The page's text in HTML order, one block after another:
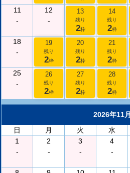
11
-
12
-
13
残り
2枠
14
残り
2枠
18
-
19
残り
2枠
20
残り
2枠
21
残り
2枠
25
-
26
残り
2枠
27
残り
2枠
28
残り
2枠
2026年11月
日
月 火 水
1
-
2
-
3
-
4
-